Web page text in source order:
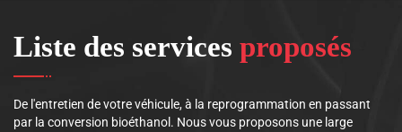
Liste des services proposés
De l'entretien de votre véhicule, à la reprogrammation en passant
par la conversion bioéthanol. Nous vous proposons une large